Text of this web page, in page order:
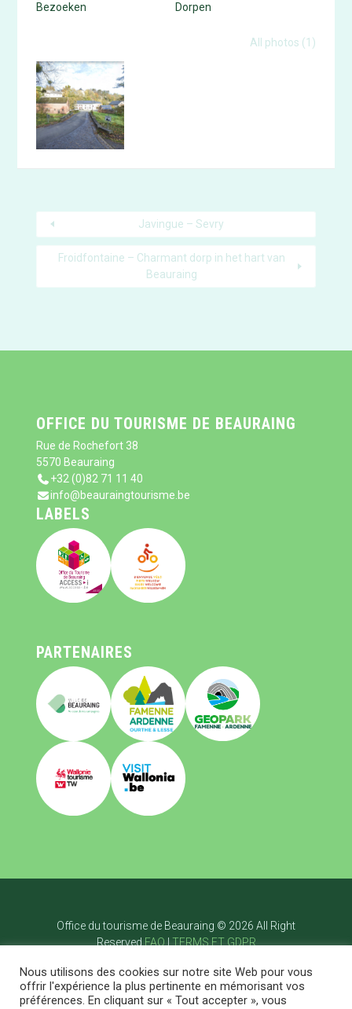
Bezoeken Dorpen
All photos (1)
Javingue – Sevry
Froidfontaine – Charmant dorp in het hart van
Beauraing
OFFICE DU TOURISME DE BEAURAING
Rue de Rochefort 38
5570 Beauraing
+32 (0)82 71 11 40
info@beauraingtourisme.be
LABELS
PARTENAIRES
Office du tourisme de Beauraing © 2026 All Right
Reserved FAQ
TERMS ET GDPR
Visiter
Bouger
Nous utilisons des cookies sur notre site Web pour vous
offrir l'expérience la plus pertinente en mémorisant vos
préférences. En cliquant sur « Tout accepter », vous